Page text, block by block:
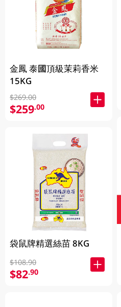
金鳳 泰國頂級茉莉香米
15KG
$269.00
$259.00
袋鼠牌精選絲苗 8KG
$108.90
$82.90